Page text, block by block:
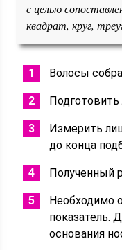
с целью
квадрат, круг,
Волосы
Подготовить
Измерить
до конца
Полученный
Необходимо
показатель.
основания